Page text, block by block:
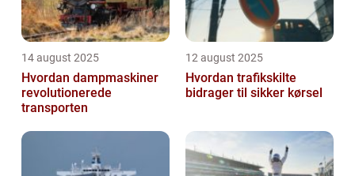
14 august 2025
Hvordan dampmaskiner
revolutionerede
transporten
12 august 2025
Hvordan trafikskilte
bidrager til sikker kørsel